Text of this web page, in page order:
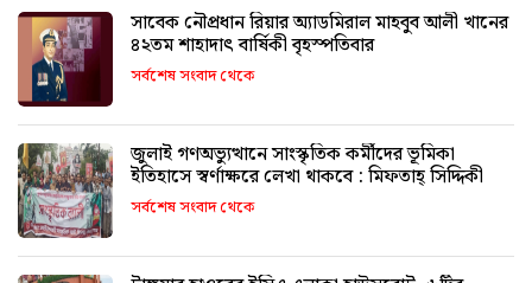
সাবেক নৌপ্রধান রিয়ার অ্যাডমিরাল মাহবুব আলী খানের
৪২তম শাহাদাৎ বার্ষিকী বৃহস্পতিবার
সর্বশেষ সংবাদ থেকে
জুলাই গণঅভ্যুত্থানে সাংস্কৃতিক কর্মীদের ভূমিকা
ইতিহাসে স্বর্ণাক্ষরে লেখা থাকবে : মিফতাহ্ সিদ্দিকী
সর্বশেষ সংবাদ থেকে